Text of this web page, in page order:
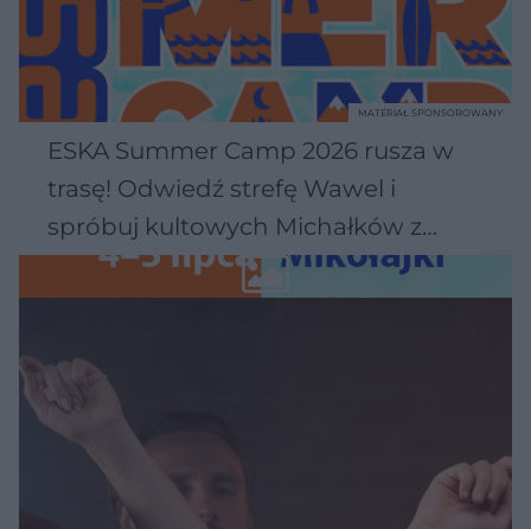
ESKA Summer Camp 2026 rusza w
trasę! Odwiedź strefę Wawel i
spróbuj kultowych Michałków z
Wawelu
MATERIAŁ SPONSOROWANY